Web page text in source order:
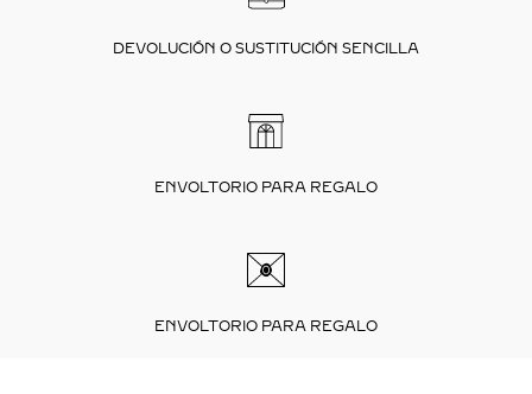
DEVOLUCIÓN O SUSTITUCIÓN SENCILLA
ENVOLTORIO PARA REGALO
ENVOLTORIO PARA REGALO